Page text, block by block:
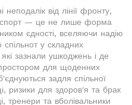
від лінії фронту,
спорт — це не лише форма
єдності, вселяючи надію
у складних
зазнали ушкоджень і де
для щоденних
задля спільної
ризики для здоров'я та брак
тренери та вболівальники